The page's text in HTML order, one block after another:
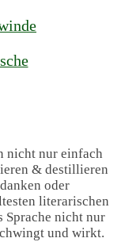
nicht nur einfach
& destillieren
oder
literarischen
Sprache nicht nur
und wirkt.